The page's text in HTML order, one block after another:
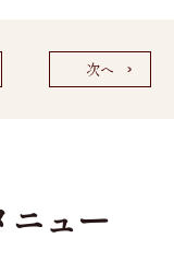
次へ
ニュー